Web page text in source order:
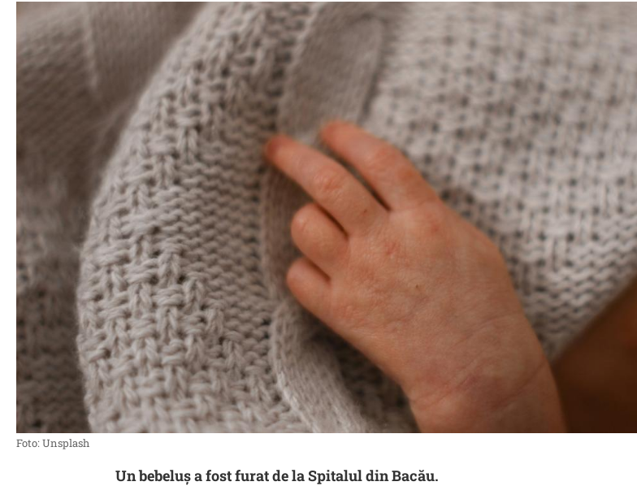
Foto: Unsplash
Un bebeluș a fost furat de la Spitalul din Bacău.